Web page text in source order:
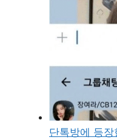
단톡방에 등